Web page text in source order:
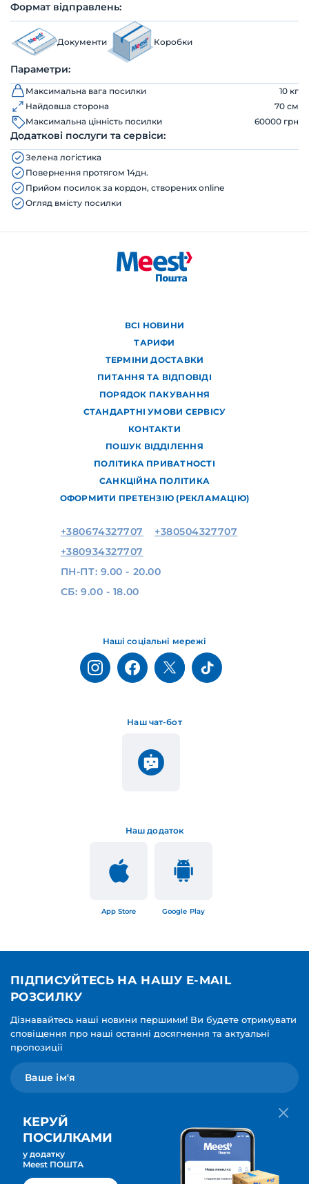
Формат відправлень:
Документи Коробки
Параметри:
Максимальна вага посилки
10 кг
Найдовша сторона
70 см
Максимальна цінність посилки
60000 грн
Додаткові послуги та сервіси:
Зелена логістика
Повернення протягом 14дн.
Прийом посилок за кордон, створених online
Огляд вмісту посилки
ВСІ НОВИНИ
ТАРИФИ
ТЕРМІНИ ДОСТАВКИ
ПИТАННЯ ТА ВІДПОВІДІ
ПОРЯДОК ПАКУВАННЯ
СТАНДАРТНІ УМОВИ СЕРВІСУ
КОНТАКТИ
ПОШУК ВІДДІЛЕННЯ
ПОЛІТИКА ПРИВАТНОСТІ
САНКЦІЙНА ПОЛІТИКА
ОФОРМИТИ ПРЕТЕНЗІЮ (РЕКЛАМАЦІЮ)
Наш додаток
App Store Google Play
Наш чат-бот
Наші соціальні мережі
+380674327707
+380504327707
+380934327707
ПН-ПТ: 9.00 - 20.00
СБ: 9.00 - 18.00
ПІДПИСУЙТЕСЬ НА НАШУ E-MAIL
РОЗСИЛКУ
Дізнавайтесь наші новини першими! Ви будете отримувати
сповіщення про наші останні досягнення та актуальні
пропозиції
Мова для вашої розсилки
Українська
ПІДПИСАТИСЯ
КЕРУЙ
ПОСИЛКАМИ
у додатку
Meest ПОШТА